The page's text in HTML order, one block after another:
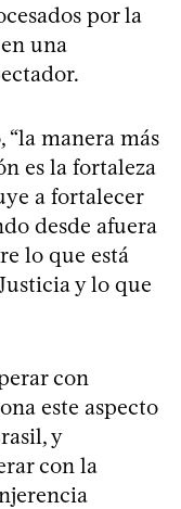
por la
una
“la manera más
es la fortaleza
a fortalecer
desde afuera
lo que está
y lo que
con
este aspecto
y
con la